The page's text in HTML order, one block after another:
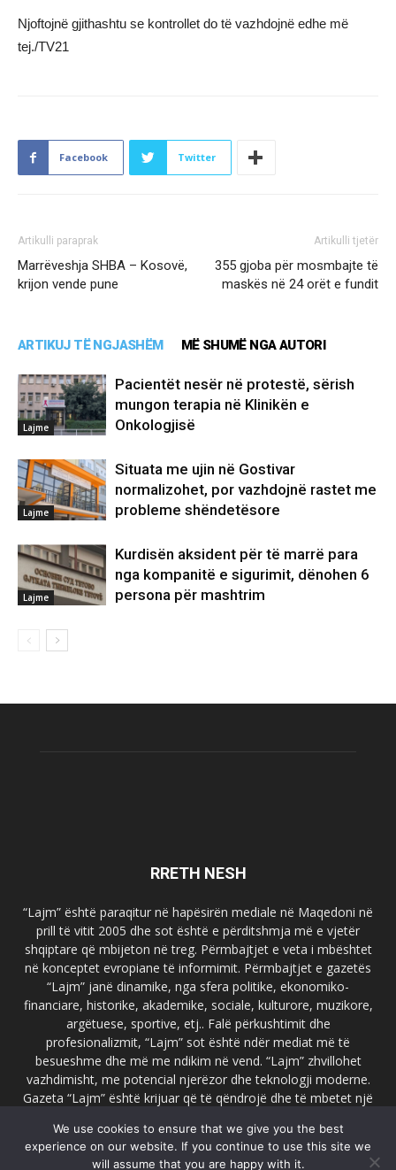
Njoftojnë gjithashtu se kontrollet do të vazhdojnë edhe më
tej./TV21
Facebook Twitter
Artikulli paraprak
Marrëveshja SHBA – Kosovë,
krijon vende pune
Artikulli tjetër
355 gjoba për mosmbajte të
maskës në 24 orët e fundit
ARTIKUJ TË NGJASHËM MË SHUMË NGA AUTORI
Lajme
Pacientët nesër në protestë, sërish
mungon terapia në Klinikën e
Onkologjisë
Lajme
Situata me ujin në Gostivar
normalizohet, por vazhdojnë rastet me
probleme shëndetësore
Lajme
Kurdisën aksident për të marrë para
nga kompanitë e sigurimit, dënohen 6
persona për mashtrim
RRETH NESH
“Lajm” është paraqitur në hapësirën mediale në Maqedoni në
prill të vitit 2005 dhe sot është e përditshmja më e vjetër
shqiptare që mbijeton në treg. Përmbajtjet e veta i mbështet
në konceptet evropiane të informimit. Përmbajtjet e gazetës
“Lajm” janë dinamike, nga sfera politike, ekonomiko-
financiare, historike, akademike, sociale, kulturore, muzikore,
argëtuese, sportive, etj.. Falë përkushtimit dhe
profesionalizmit, “Lajm” sot është ndër mediat më të
besueshme dhe më me ndikim në vend. “Lajm” zhvillohet
vazhdimisht, me potencial njerëzor dhe teknologji moderne.
Gazeta “Lajm” është krijuar që të qëndrojë dhe të mbetet një
faqja zyrtare e gazetës “Lajm”, www.lajmpress.org është një
ndër portalet më të njohur në Maqedoni.
We use cookies to ensure that we give you the best
experience on our website. If you continue to use this site we
will assume that you are happy with it.